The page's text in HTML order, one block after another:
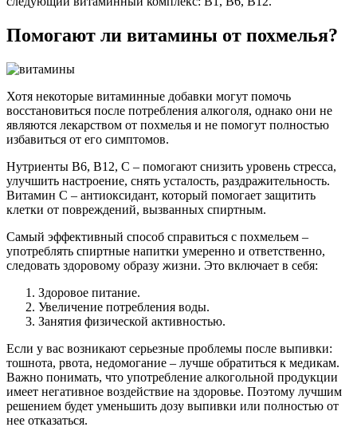
Помогают ли витамины от похмелья?
Хотя некоторые витаминные добавки могут помочь
восстановиться после потребления алкоголя, однако они не
являются лекарством от похмелья и не помогут полностью
избавиться от его симптомов.
Нутриенты В6, В12, С – помогают снизить уровень стресса,
улучшить настроение, снять усталость, раздражительность.
Витамин С – антиоксидант, который помогает защитить
клетки от повреждений, вызванных спиртным.
Самый эффективный способ справиться с похмельем –
употреблять спиртные напитки умеренно и ответственно,
следовать здоровому образу жизни. Это включает в себя:
Здоровое питание.
Увеличение потребления воды.
Занятия физической активностью.
Если у вас возникают серьезные проблемы после выпивки:
тошнота, рвота, недомогание – лучше обратиться к медикам.
Важно понимать, что употребление алкогольной продукции
имеет негативное воздействие на здоровье. Поэтому лучшим
решением будет уменьшить дозу выпивки или полностью от
нее отказаться.